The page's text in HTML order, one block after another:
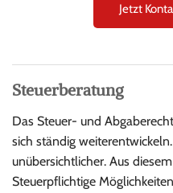
Jetzt
Steuerberatung
Das Steuer- und
sich ständig
unübersichtlicher. Aus
Steuerpflichtige